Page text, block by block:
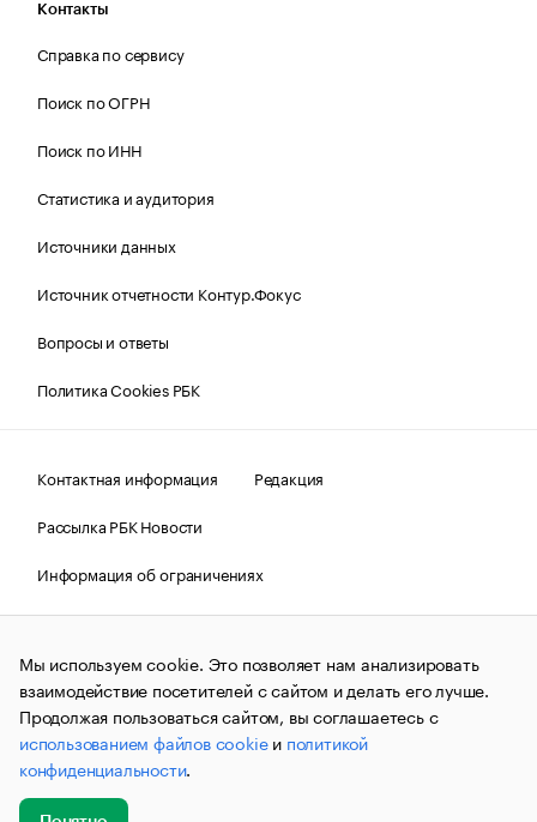
Контакты
Справка по сервису
Поиск по ОГРН
Поиск по ИНН
Статистика и аудитория
Источники данных
Источник отчетности Контур.Фокус
Вопросы и ответы
Политика Cookies РБК
Контактная информация
Редакция
Рассылка РБК Новости
Информация об ограничениях
Правовая информация
О соблюдении авторских прав
© АО «РОСБИЗНЕСКОНСАЛТИНГ»,1995–2026.Сообщения
и материалы информационного агентства «РБК»
(зарегистрировано Федеральной службой по надзору в сфере
связи, информационных технологий и массовых
коммуникаций (Роскомнадзор) 09.12.2015 за номером ИА
№ФС77-63848) сопровождаются пометкой «РБК». Отдельные
публикации могут содержать информацию,
не предназначенную для пользователей
Мы используем cookie. Это позволяет нам анализировать
взаимодействие посетителей с сайтом и делать его лучше.
Продолжая пользоваться сайтом, вы соглашаетесь с
использованием файлов cookieи политикой
конфиденциальности.